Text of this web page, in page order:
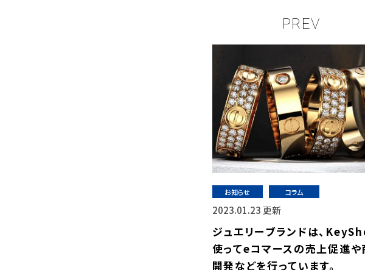
PREV
お知らせ コラム
2023.01.23 更新
ジュエリーブランドは、
使ってeコマースの売上促進や
開発などを行っています。